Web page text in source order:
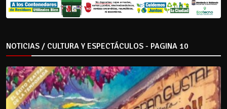
NOTICIAS / CULTURA Y ESPECTÁCULOS - PAGINA 10